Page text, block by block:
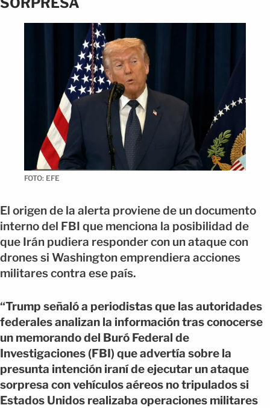
FOTO: EFE
El origen de la alerta proviene de un documento
interno del FBI que menciona la posibilidad de
que Irán pudiera responder con un ataque con
drones si Washington emprendiera acciones
militares contra ese país.
“Trump señaló a periodistas que las autoridades
federales analizan la información tras conocerse
un memorando del Buró Federal de
Investigaciones (FBI) que advertía sobre la
presunta intención iraní de ejecutar un ataque
sorpresa con vehículos aéreos no tripulados si
Estados Unidos realizaba operaciones militares